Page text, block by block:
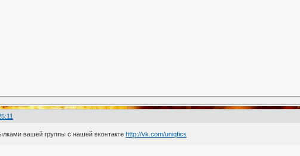
вашей группы с нашей вконтактеhttp://vk.com/uniqfics